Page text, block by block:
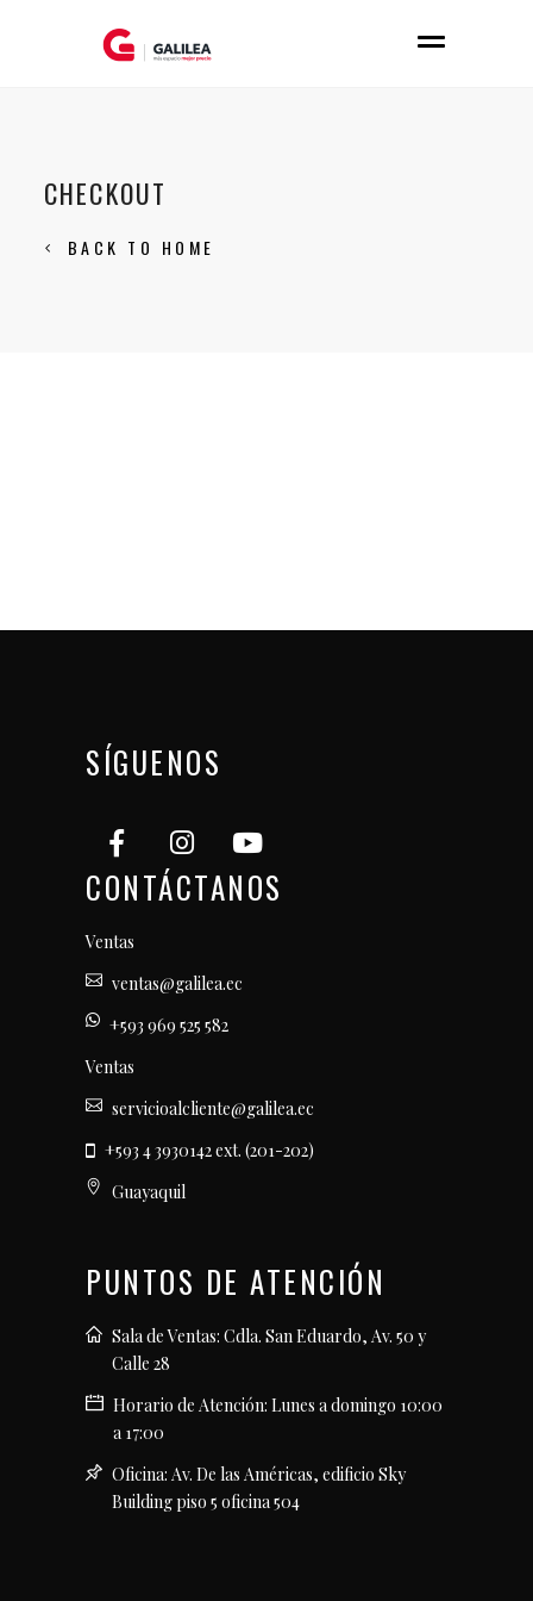
CHECKOUT
BACK TO HOME
SÍGUENOS
CONTÁCTANOS
Ventas
ventas@galilea.ec
+593 969 525 582
Ventas
servicioalcliente@galilea.ec
+593 4 3930142 ext. (201-202)
Guayaquil
PUNTOS DE ATENCIÓN
Sala de Ventas: Cdla. San Eduardo, Av. 50 y
Calle 28
Horario de Atención: Lunes a domingo 10:00
a 17:00
Oficina: Av. De las Américas, edificio Sky
Building piso 5 oficina 504